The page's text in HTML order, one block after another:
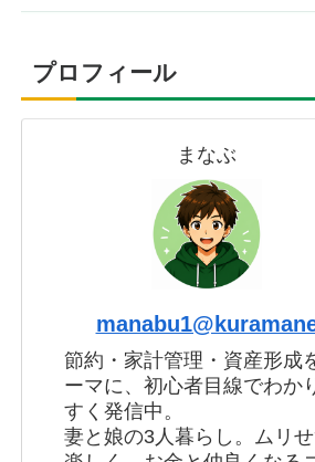
プロフィール
まなぶ
節約・家計管理・資産形成
ーマに、初心者目線でわか
すく発信中。
妻と娘の3人暮らし。ムリ